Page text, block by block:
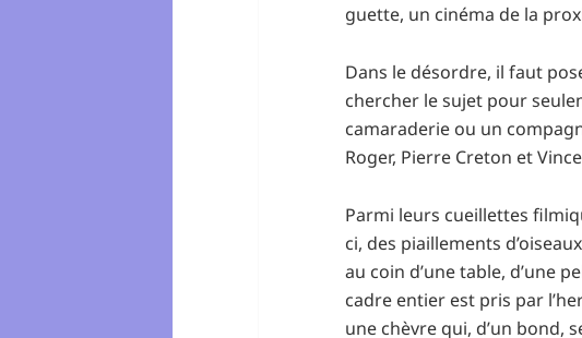
guette, un cinéma de la
Dans le désordre, il faut
chercher le sujet pour
camaraderie ou un
Roger, Pierre Creton et
Parmi leurs cueillettes
ci, des piaillements
au coin d’une table, d’une
cadre entier est pris par
une chèvre qui, d’un bond,